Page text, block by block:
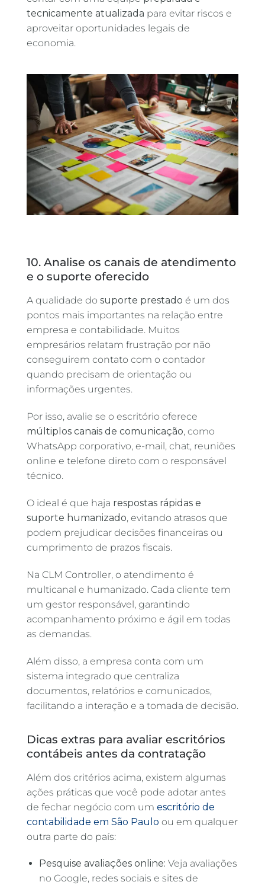
tecnicamente atualizada para evitar riscos e
aproveitar oportunidades legais de
economia.
10. Analise os canais de atendimento
e o suporte oferecido
A qualidade do suporte prestado é um dos
pontos mais importantes na relação entre
empresa e contabilidade. Muitos
empresários relatam frustração por não
conseguirem contato com o contador
quando precisam de orientação ou
informações urgentes.
Por isso, avalie se o escritório oferece
múltiplos canais de comunicação, como
WhatsApp corporativo, e-mail, chat, reuniões
online e telefone direto com o responsável
técnico.
O ideal é que haja respostas rápidas e
suporte humanizado, evitando atrasos que
podem prejudicar decisões financeiras ou
cumprimento de prazos fiscais.
Na CLM Controller, o atendimento é
multicanal e humanizado. Cada cliente tem
um gestor responsável, garantindo
acompanhamento próximo e ágil em todas
as demandas.
Além disso, a empresa conta com um
sistema integrado que centraliza
documentos, relatórios e comunicados,
facilitando a interação e a tomada de decisão.
Dicas extras para avaliar escritórios
contábeis antes da contratação
Além dos critérios acima, existem algumas
ações práticas que você pode adotar antes
de fechar negócio com um escritório de
contabilidade em São Paulo ou em qualquer
outra parte do país:
Pesquise avaliações online: Veja avaliações
no Google, redes sociais e sites de